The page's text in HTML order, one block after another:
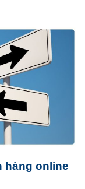
hàng online